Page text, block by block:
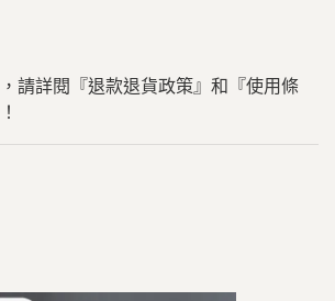
請詳閱『退款退貨政策』和『使用條